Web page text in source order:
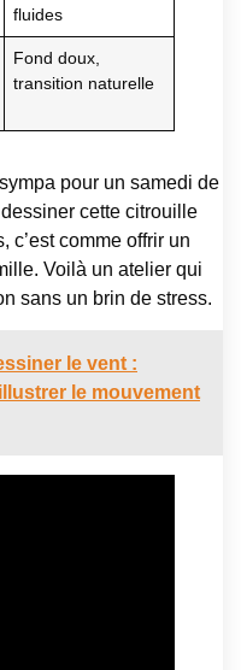
fluides
Fond doux,
transition naturelle
pour un samedi de
cette citrouille
c’est comme offrir un
Voilà un atelier qui
sans un brin de stress.
le vent :
le mouvement